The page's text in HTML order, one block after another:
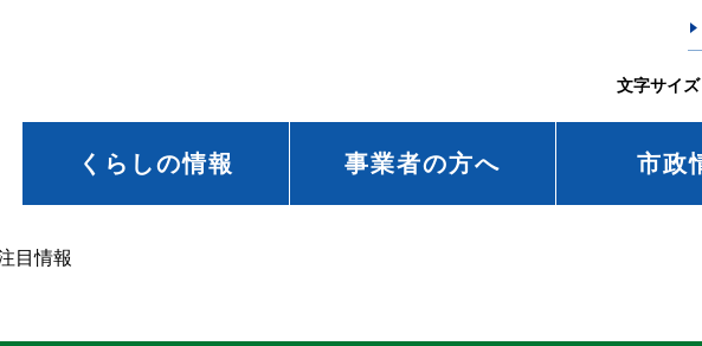
文字サイズ
くらしの情報 事業者の方へ 市政
目情報